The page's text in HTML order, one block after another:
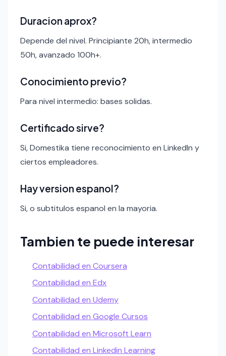
Duracion aprox?
Depende del nivel. Principiante 20h, intermedio
50h, avanzado 100h+.
Conocimiento previo?
Para nivel intermedio: bases solidas.
Certificado sirve?
Si, Domestika tiene reconocimiento en LinkedIn y
ciertos empleadores.
Hay version espanol?
Si, o subtitulos espanol en la mayoria.
Tambien te puede interesar
Contabilidad en Coursera
Contabilidad en Edx
Contabilidad en Udemy
Contabilidad en Google Cursos
Contabilidad en Microsoft Learn
Contabilidad en Linkedin Learning